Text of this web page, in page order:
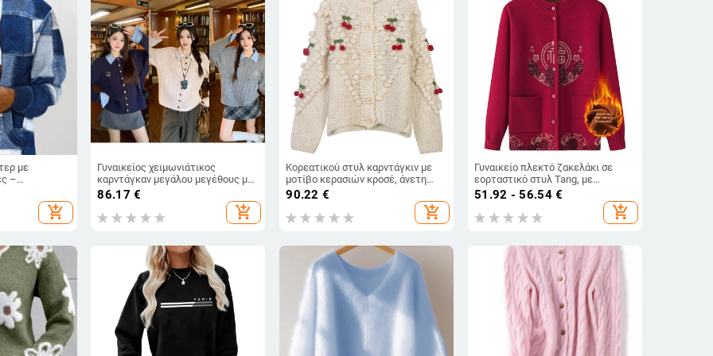
με
–
add_shopping_cart
Γυναικείος χειμωνιάτικος
καρντάγκαν μεγάλου μεγέθους με
γιακά, patchwork καμπελ πλέξη και
86.17 €
add_shopping_cart
Κορεατικού στυλ καρντάγκιν με
μοτίβο κερασιών κροσέ, άνετη
γραμμή, στρογγυλός λαιμός, παχύ
90.22 €
add_shopping_cart
Γυναικείο πλεκτό ζακελάκι σε
εορταστικό στυλ Tang, με
επένδυση φλίς για ζεστασιά
51.92 - 56.54€
add_shopping_cart